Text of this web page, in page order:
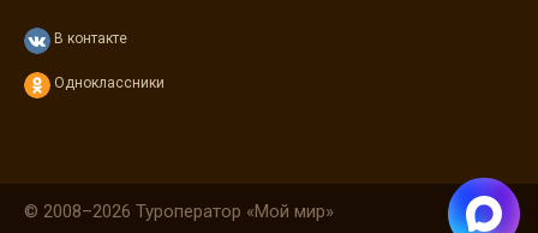
В контакте
Одноклассники
© 2008–2026 Туроператор «Мой мир»